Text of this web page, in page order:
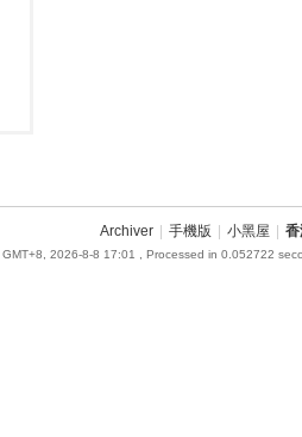
Archiver 手機版 小黑屋
GMT+8, 2026-8-8 17:01 , Processed in 0.052722